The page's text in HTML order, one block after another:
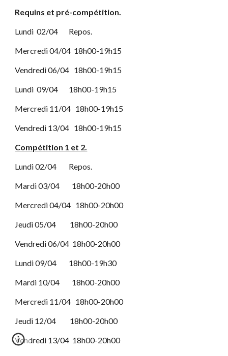
Requins et pré-compétition.
Lundi 02/04 Repos.
Mercredi 04/04 18h00-19h15
Vendredi 06/04 18h00-19h15
Lundi 09/04 18h00-19h15
Mercredi 11/04 18h00-19h15
Vendredi 13/04 18h00-19h15
Compétition 1 et 2.
Lundi 02/04 Repos.
Mardi 03/04 18h00-20h00
Mercredi 04/04 18h00-20h00
Jeudi 05/04 18h00-20h00
Vendredi 06/04 18h00-20h00
Lundi 09/04 18h00-19h30
Mardi 10/04 18h00-20h00
Mercredi 11/04 18h00-20h00
Jeudi 12/04 18h00-20h00
Vendredi 13/04 18h00-20h00